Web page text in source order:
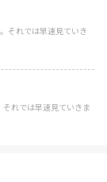
それでは早速見ていき
れでは早速見ていきま